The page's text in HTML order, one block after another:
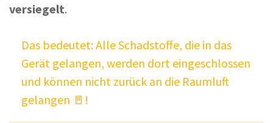
versiegelt.
Das bedeutet: Alle Schadstoffe, die in das
Gerät gelangen, werden dort eingeschlossen
und können nicht zurück an die Raumluft
gelangen 🚪!